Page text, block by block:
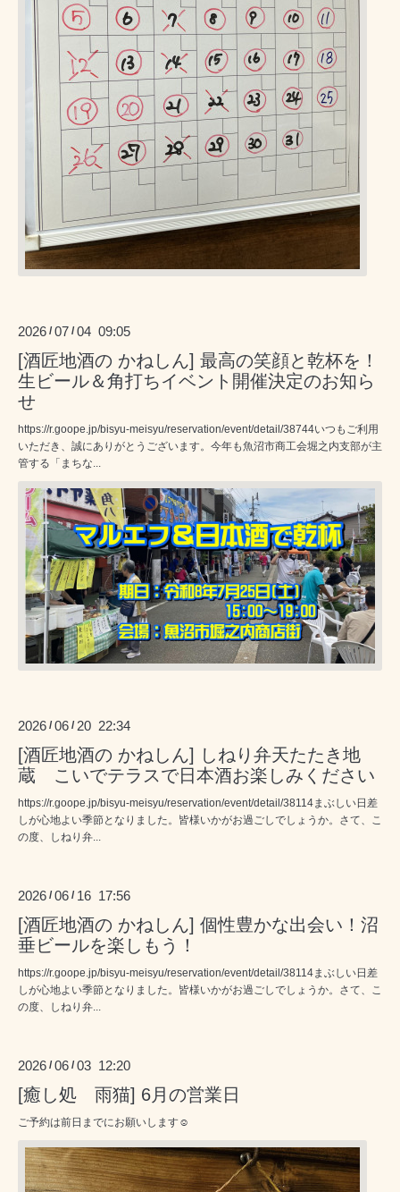
2026 /07 /04 09:05
[酒匠地酒の かねしん] 最高の笑顔と乾杯を！
生ビール＆角打ちイベント開催決定のお知ら
せ
https://r.goope.jp/bisyu-meisyu/reservation/event/detail/38744いつもご利用
いただき、誠にありがとうございます。今年も魚沼市商工会堀之内支部が主
管する「まちな...
2026 /06 / 20 22:34
[酒匠地酒の かねしん] しねり弁天たたき地
蔵 こいでテラスで日本酒お楽しみください
https://r.goope.jp/bisyu-meisyu/reservation/event/detail/38114まぶしい日差
しが心地よい季節となりました。皆様いかがお過ごしでしょうか。さて、こ
の度、しねり弁...
2026 /06 / 16 17:56
[酒匠地酒の かねしん] 個性豊かな出会い！沼
垂ビールを楽しもう！
https://r.goope.jp/bisyu-meisyu/reservation/event/detail/38114まぶしい日差
しが心地よい季節となりました。皆様いかがお過ごしでしょうか。さて、こ
の度、しねり弁...
2026 /06 /03 12:20
[癒し処 雨猫] 6月の営業日
ご予約は前日までにお願いします☺️